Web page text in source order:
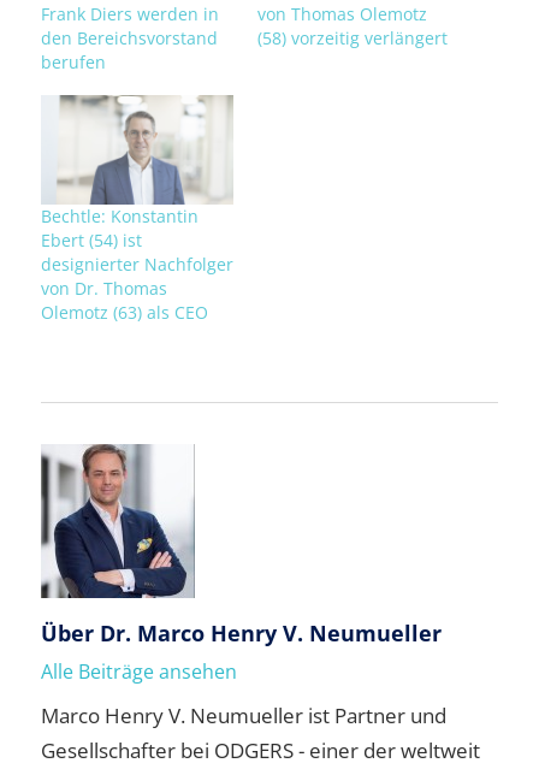
Frank Diers werden in
den Bereichsvorstand
berufen
von Thomas Olemotz
(58) vorzeitig verlängert
Bechtle: Konstantin
Ebert (54) ist
designierter Nachfolger
von Dr. Thomas
Olemotz (63) als CEO
Über Dr. Marco Henry V. Neumueller
Alle Beiträge ansehen
Marco Henry V. Neumueller ist Partner und
Gesellschafter bei ODGERS - einer der weltweit